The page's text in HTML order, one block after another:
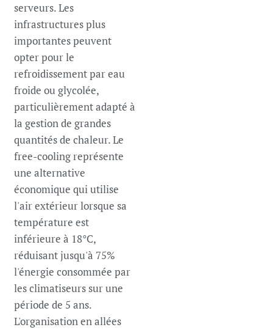
serveurs. Les
infrastructures plus
importantes peuvent
opter pour le
refroidissement par eau
froide ou glycolée,
particulièrement adapté à
la gestion de grandes
quantités de chaleur. Le
free-cooling représente
une alternative
économique qui utilise
l'air extérieur lorsque sa
température est
inférieure à 18°C,
réduisant jusqu'à 75%
l'énergie consommée par
les climatiseurs sur une
période de 5 ans.
L'organisation en allées